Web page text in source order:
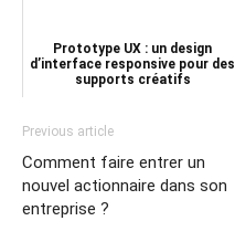
Prototype UX : un design
d’interface responsive pour des
supports créatifs
Previous article
Comment faire entrer un
nouvel actionnaire dans son
entreprise ?